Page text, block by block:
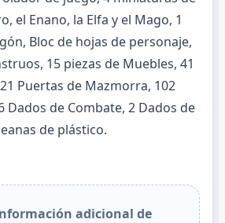
el Enano, la Elfa y el Mago, 1
Bloc de hojas de personaje,
15 piezas de Muebles, 41
Puertas de Mazmorra, 102
Dados de Combate, 2 Dados de
de plástico.
adicional de